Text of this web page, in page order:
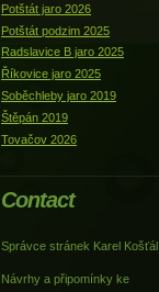
Potštát jaro 2026
Potštát podzim 2025
Radslavice B jaro 2025
Říkovice jaro 2025
Soběchleby jaro 2019
Štěpán 2019
Tovačov 2026
Contact
Správce stránek Karel Košťál
Návrhy a připomínky ke